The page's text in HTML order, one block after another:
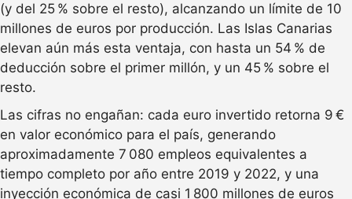
(y del 25 % sobre el resto), alcanzando un límite de 10
millones de euros por producción. Las Islas Canarias
elevan aún más esta ventaja, con hasta un 54 % de
deducción sobre el primer millón, y un 45 % sobre el
resto.
Las cifras no engañan: cada euro invertido retorna 9 €
en valor económico para el país, generando
aproximadamente 7 080 empleos equivalentes a
tiempo completo por año entre 2019 y 2022, y una
inyección económica de casi 1 800 millones de euros